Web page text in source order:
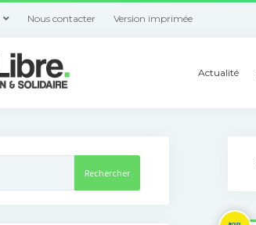
Nous contacter Version imprimée
Actualité